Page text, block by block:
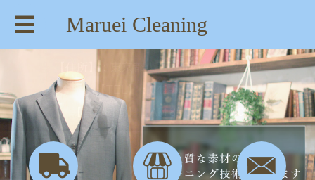
Maruei Cleaning
【住所】：東京都八王子市絹ヶ丘1-22-20
【TEL】：042-635-6234
【営業時間】：AM 8:00～PM 7:30